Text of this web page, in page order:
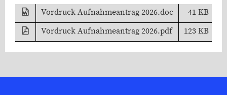
Vordruck Aufnahmeantrag 2026.doc
41 KB
Vordruck Aufnahmeantrag 2026.pdf
123 KB